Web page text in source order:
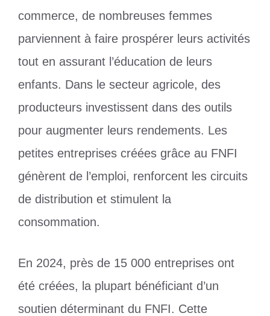
commerce, de nombreuses femmes
parviennent à faire prospérer leurs activités
tout en assurant l’éducation de leurs
enfants. Dans le secteur agricole, des
producteurs investissent dans des outils
pour augmenter leurs rendements. Les
petites entreprises créées grâce au FNFI
génèrent de l’emploi, renforcent les circuits
de distribution et stimulent la
consommation.
En 2024, près de 15 000 entreprises ont
été créées, la plupart bénéficiant d’un
soutien déterminant du FNFI. Cette